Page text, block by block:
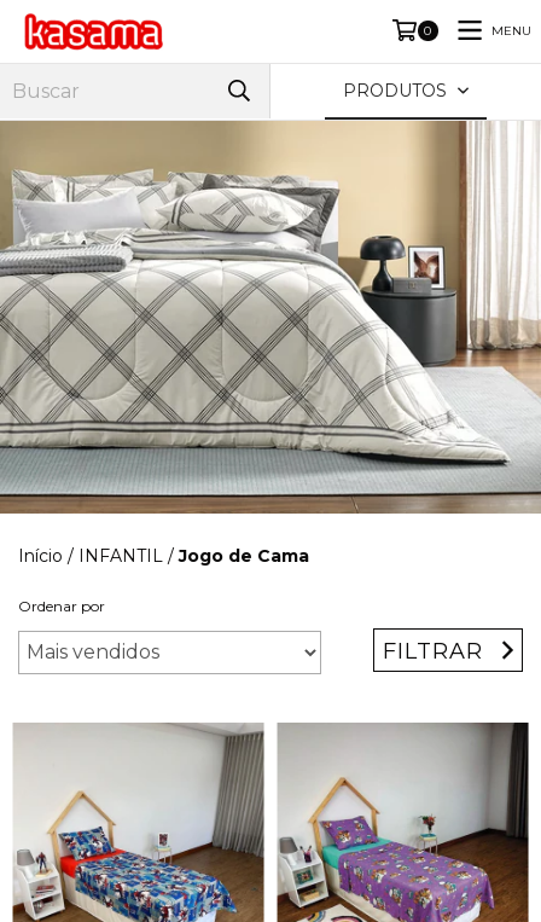
0 MENU
PRODUTOS
Início / INFANTIL / Jogo de Cama
Ordenar por
FILTRAR